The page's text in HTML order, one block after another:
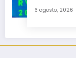
nivel medio
6 agosto, 2026